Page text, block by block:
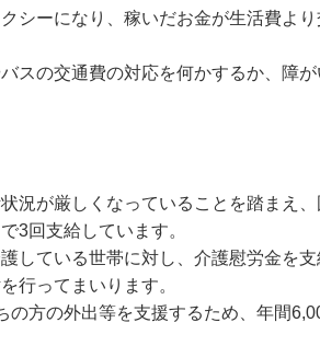
シーになり、稼いだお金が生活費よ
スの交通費の対応を何かするか、障
況が厳しくなっていることを踏まえ
3回支給しています。
している世帯に対し、介護慰労金を支
行ってまいります。
方の外出等を支援するため、年間